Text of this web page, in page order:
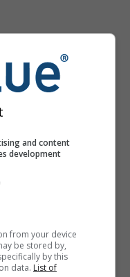
and content
development
from your device
be stored by,
by this
data. List of